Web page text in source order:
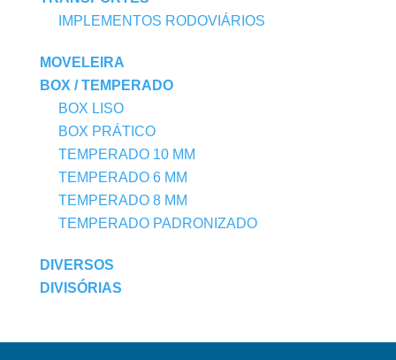
IMPLEMENTOS RODOVIÁRIOS
MOVELEIRA
BOX / TEMPERADO
BOX LISO
BOX PRÁTICO
TEMPERADO 10 MM
TEMPERADO 6 MM
TEMPERADO 8 MM
TEMPERADO PADRONIZADO
DIVERSOS
DIVISÓRIAS